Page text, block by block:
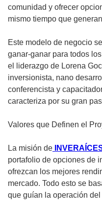
comunidad y ofrecer
mismo tiempo que
Este modelo de negocio
ganar-ganar para todos
el liderazgo de Lorena
inversionista, nano
conferencista y
caracteriza por su gran
Valores que Definen el
La misión de
portafolio de opciones de
ofrezcan los mejores
mercado. Todo esto se
que guían la operación del